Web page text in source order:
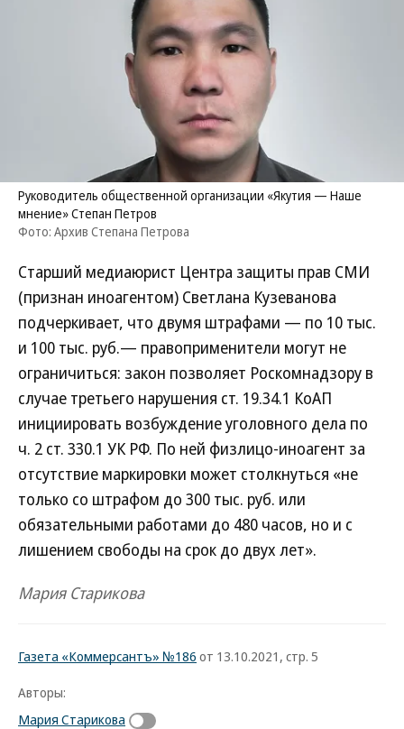
Руководитель общественной организации «Якутия — Наше
мнение» Степан Петров
Фото: Архив Степана Петрова
Старший медиаюрист Центра защиты прав СМИ
(признан иноагентом) Светлана Кузеванова
подчеркивает, что двумя штрафами — по 10 тыс.
и 100 тыс. руб.— правоприменители могут не
ограничиться: закон позволяет Роскомнадзору в
случае третьего нарушения ст. 19.34.1 КоАП
инициировать возбуждение уголовного дела по
ч. 2 ст. 330.1 УК РФ. По ней физлицо-иноагент за
отсутствие маркировки может столкнуться «не
только со штрафом до 300 тыс. руб. или
обязательными работами до 480 часов, но и с
лишением свободы на срок до двух лет».
Мария Старикова
Газета «Коммерсантъ» №186 от 13.10.2021, стр. 5
Авторы:
Мария Старикова